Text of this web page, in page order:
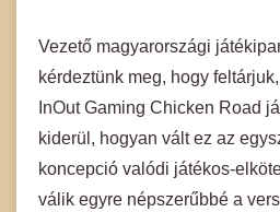
Vezető magyarországi
kérdeztünk meg, hogy
InOut Gaming Chicken Road
kiderül, hogyan vált ez az
koncepció valódi játékos-
válik egyre népszerűbbé a